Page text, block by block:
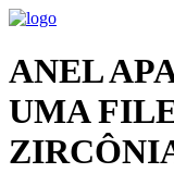
ANEL
UMA